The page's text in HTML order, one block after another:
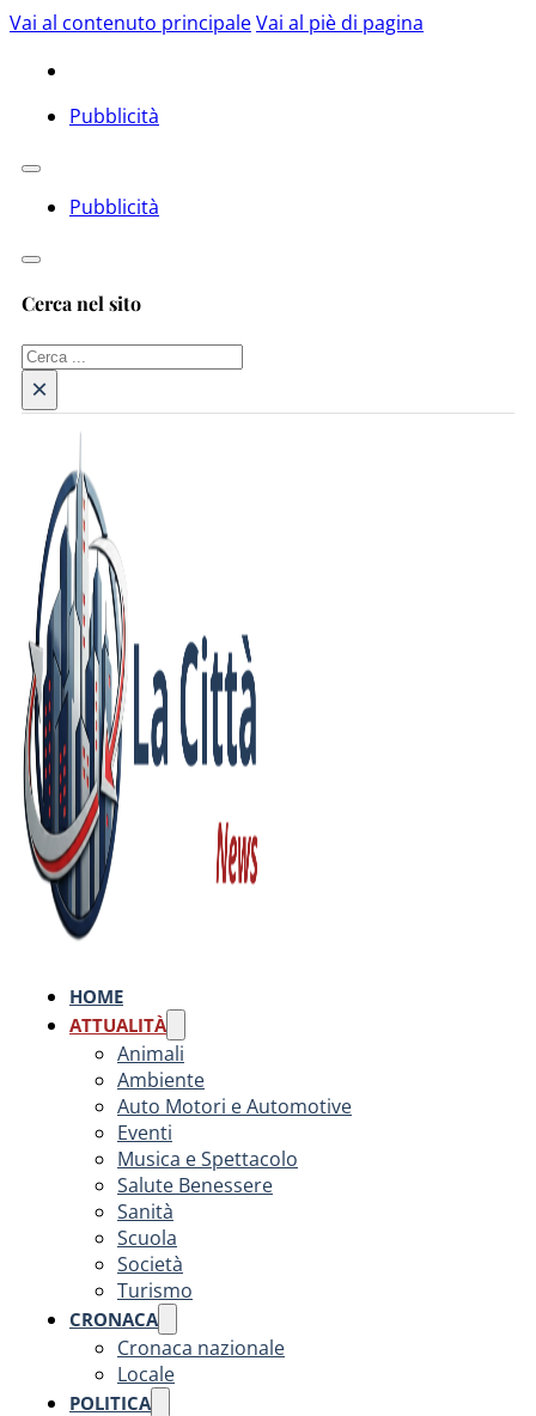
Vai al contenuto principaleVai al piè di pagina
Pubblicità
Pubblicità
Cerca nel sito
Cerca
×
HOME
ATTUALITÀ
Animali
Ambiente
Auto Motori e Automotive
Eventi
Musica e Spettacolo
Salute Benessere
Sanità
Scuola
Società
Turismo
CRONACA
Cronaca nazionale
Locale
POLITICA